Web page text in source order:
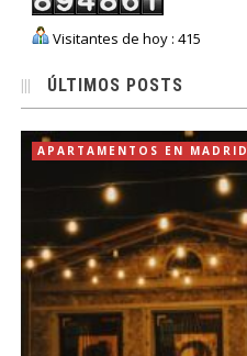
Visitantes de hoy : 415
ÚLTIMOS POSTS
APARTAMENTOS EN MADRID